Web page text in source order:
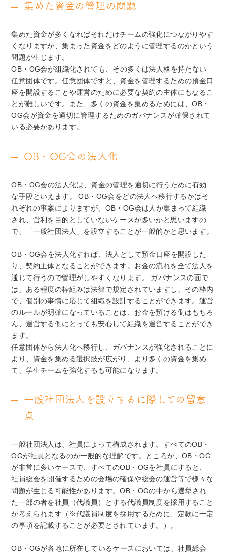
集めた資金の管理の問題
集めた資金が多くなればそれだけチームの強化につながりやす
くなりますが、集まった資金をどのように管理するのかという
問題が生じます。
OB・OG会が組織化されても、その多くは法人格を持たない
任意団体です。任意団体ですと、資金を管理するための預金口
座を開設することや運営のために必要な契約の主体にもなるこ
とが難しいです。また、多くの資金を集めるためには、OB・
OG会が資金を適切に管理するためのガバナンスが確保されて
いる必要があります。
OB・OG会の法人化
OB・OG会の法人化は、資金の管理を適切に行うために有効
な手段といえます。 OB・OG会をどの法人へ移行するかはそ
れぞれの事案によりますが、OB・OG会は人が集まって組織
され、営利を目的としていないケースが多いかと思いますの
で、「一般社団法人」を設立することが一般的かと思います。
OB・OG会を法人化すれば、法人として預金口座を開設した
り、契約主体となることができます。お金の流れを全て法人を
通じて行うので管理がしやすくなります。 ガバナンスの面で
は、ある程度の枠組みは法律で規定されていますし、その枠内
で、個別の事情に応じて組織を設計することができます。運営
のルールが明確になっていることは、お金を預ける側はもちろ
ん、運営する側にとっても安心して組織を運営することができ
ます。
任意団体から法人化へ移行し、ガバナンスが強化されることに
より、資金を集める選択肢が広がり、より多くの資金を集め
て、学生チームを強化するも可能になります。
一般社団法人を設立するに際しての留意
点
一般社団法人は、社員によって構成されます。すべてのOB・
OGが社員となるのが一般的な理解です。ところが、OB・OG
が非常に多いケースで、すべてのOB・OGを社員にすると、
社員総会を開催するための会場の確保や総会の運営等で様々な
問題が生じる可能性があります。OB・OGの中から選挙され
た一部の者を社員（代議員）とする代議員制度を採用すること
が考えられます（※代議員制度を採用するために、定款に一定
の事項を記載することが必要とされています。）。
OB・OGが各地に所在しているケースにおいては、社員総会